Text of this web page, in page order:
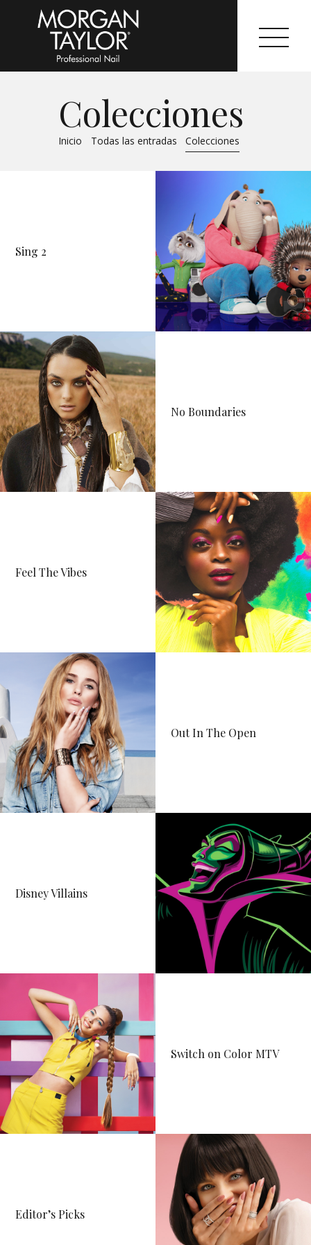
Colecciones
Inicio Todas las entradas Colecciones
Morgan Taylor®
Sistemas Profesionales
Sing 2
No Boundaries
Feel The Vibes
Out In The Open
Disney Villains
Switch on Color MTV
Editor’s Picks